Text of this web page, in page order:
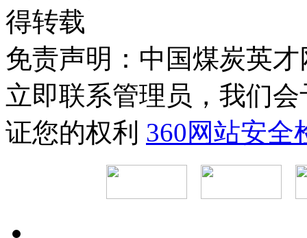
得转载
免责声明：中国煤炭英
立即联系管理员，我们
证您的权利 360网站安全